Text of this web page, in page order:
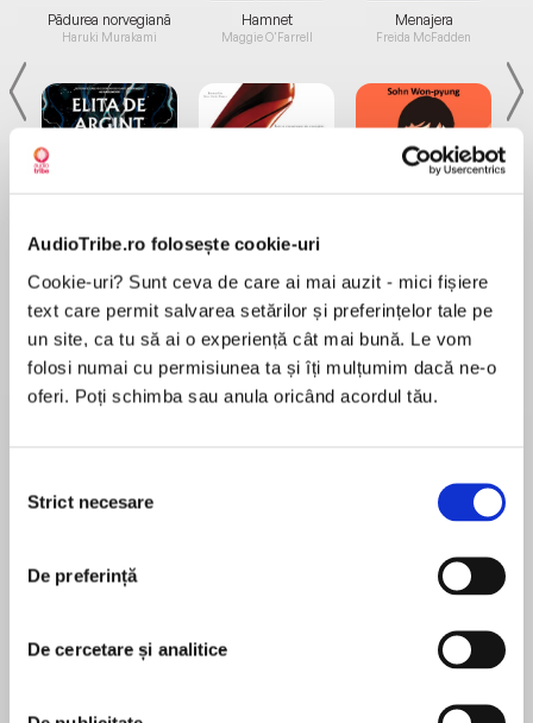
AudioTribe.ro folosește cookie-uri
Cookie-uri? Sunt ceva de care ai mai auzit - mici fișiere
text care permit salvarea setărilor și preferințelor tale pe
un site, ca tu să ai o experiență cât mai bună. Le vom
folosi numai cu permisiunea ta și îți mulțumim dacă ne-o
oferi. Poți schimba sau anula oricând acordul tău.
consimțământului
Strict necesare
De preferință
De cercetare și analitice
Pădurea norvegiană
Haruki Murakami
Elita de Argint (Elita
de...
Dani Francis
Hamnet
Maggie O'Farrell
Diavolul se îmbracă de
la...
Lauren Weisberger
Menajera
Freida McFadden
Desprecarte
nieces and nephews (not to mention an
overweight corgi) plus an irrepressible matriarch
who's a match for any of them . . . These are the
Bridgertons: less a family than a force of nature.
MAI MULT
pentru această carte